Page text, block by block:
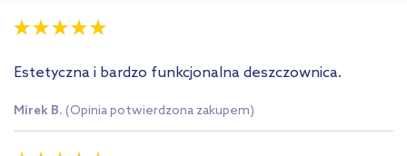
Estetyczna i bardzo funkcjonalna deszczownica.
Mirek B. (Opinia potwierdzona zakupem)